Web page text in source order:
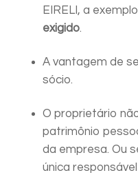
EIRELI, a
exigido.
A vantagem de
sócio.
O proprietário
patrimônio
da empresa. Ou
única